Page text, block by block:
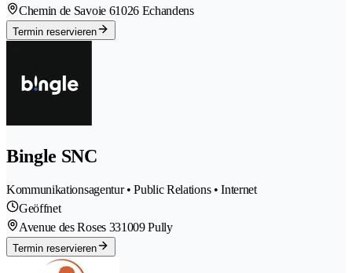
Chemin de Savoie 61026 Echandens
Termin reservieren
Bingle SNC
Kommunikationsagentur • Public Relations • Internet
Geöffnet
Avenue des Roses 331009 Pully
Termin reservieren